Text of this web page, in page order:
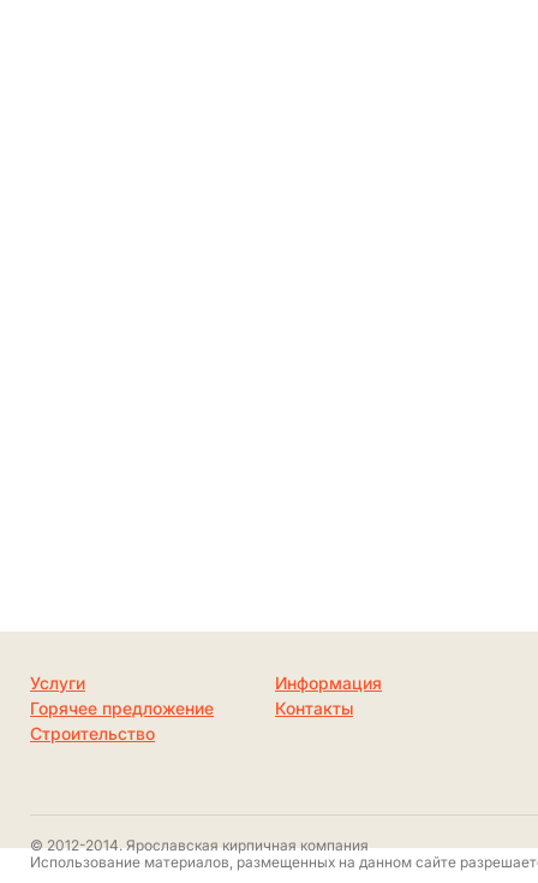
Услуги
Горячее предложение
Строительство
Информация
Контакты
© 2012-2014. Ярославская кирпичная компания
Использование материалов, размещенных на данном сайте